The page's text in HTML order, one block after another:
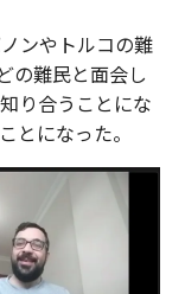
ンやトルコの難
の難民と面会し
り合うことにな
とになった。